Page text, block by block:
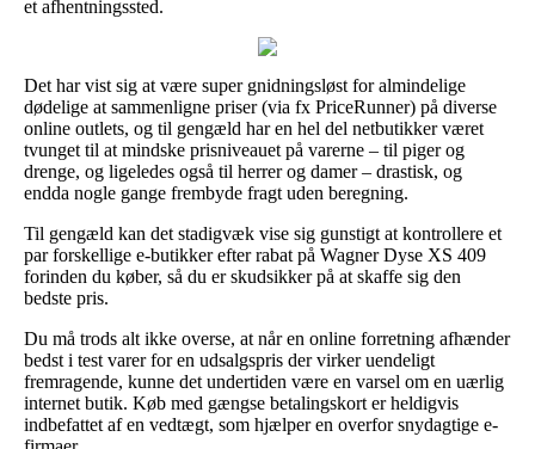
et afhentningssted.
Det har vist sig at være super gnidningsløst for almindelige
dødelige at sammenligne priser (via fx PriceRunner) på diverse
online outlets, og til gengæld har en hel del netbutikker været
tvunget til at mindske prisniveauet på varerne – til piger og
drenge, og ligeledes også til herrer og damer – drastisk, og
endda nogle gange frembyde fragt uden beregning.
Til gengæld kan det stadigvæk vise sig gunstigt at kontrollere et
par forskellige e-butikker efter rabat på Wagner Dyse XS 409
forinden du køber, så du er skudsikker på at skaffe sig den
bedste pris.
Du må trods alt ikke overse, at når en online forretning afhænder
bedst i test varer for en udsalgspris der virker uendeligt
fremragende, kunne det undertiden være en varsel om en uærlig
internet butik. Køb med gængse betalingskort er heldigvis
indbefattet af en vedtægt, som hjælper en overfor snydagtige e-